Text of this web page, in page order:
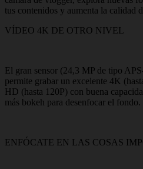
tus contenidos y aumenta la calidad
VÍDEO 4K DE OTRO NIVEL
El gran sensor (24,3 MP de tipo
permite grabar un excelente 4K
HD (hasta 120P) con buena
más bokeh para desenfocar el fondo.
ENFÓCATE EN LAS COSAS